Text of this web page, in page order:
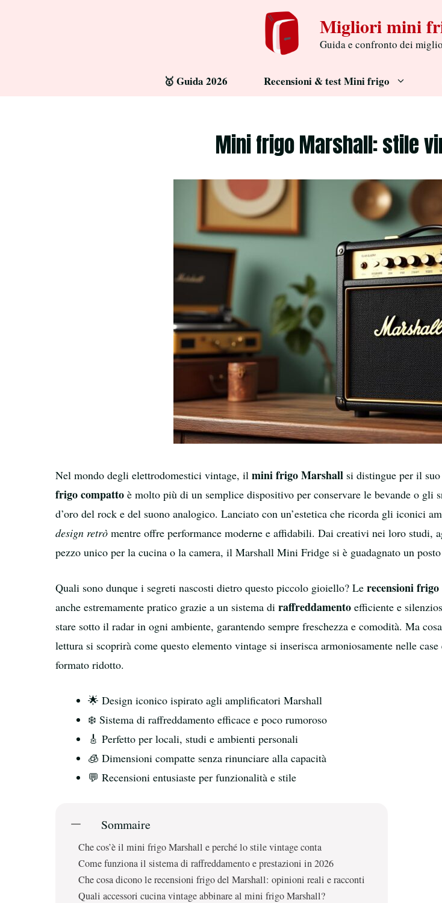
Migliori mini
Guida e confronto dei
🥇 Guida 2026 Recensioni & test Mini frigo
Mini frigo Marshall: stile
Nel mondo degli elettrodomestici vintage, il mini frigo Marshall si distingue per il
frigo compatto è molto più di un semplice dispositivo per conservare le bevande o gli
d’oro del rock e del suono analogico. Lanciato con un’estetica che ricorda gli iconici
design retrò mentre offre performance moderne e affidabili. Dai creativi nei loro studi,
pezzo unico per la cucina o la camera, il Marshall Mini Fridge si è guadagnato un
Quali sono dunque i segreti nascosti dietro questo piccolo gioiello? Le recensioni frigo
anche estremamente pratico grazie a un sistema di raffreddamento efficiente e
stare sotto il radar in ogni ambiente, garantendo sempre freschezza e comodità. Ma
lettura si scoprirà come questo elemento vintage si inserisca armoniosamente nelle
formato ridotto.
🌟 Design iconico ispirato agli amplificatori Marshall
❄️ Sistema di raffreddamento efficace e poco rumoroso
🎸 Perfetto per locali, studi e ambienti personali
🧊 Dimensioni compatte senza rinunciare alla capacità
💬 Recensioni entusiaste per funzionalità e stile
Sommaire
Che cos’è il mini frigo Marshall e perché lo stile vintage conta
Come funziona il sistema di raffreddamento e prestazioni in 2026
Che cosa dicono le recensioni frigo del Marshall: opinioni reali e racconti
Quali accessori cucina vintage abbinare al mini frigo Marshall?